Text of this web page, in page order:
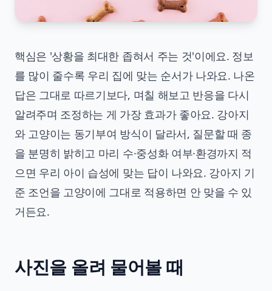
핵심은 '상황을 최대한 좁혀서 주는 것'이에요. 정보
를 많이 줄수록 우리 집에 맞는 순서가 나와요. 나온
답은 그대로 따르기보다, 며칠 해보고 반응을 다시
알려주며 조정하는 게 가장 효과가 좋아요. 강아지
와 고양이는 동기부여 방식이 달라서, 질문할 때 종
을 분명히 밝히고 마리 수·중성화 여부·환경까지 적
으면 우리 아이 습성에 맞는 답이 나와요. 강아지 기
준 조언을 고양이에 그대로 적용하면 안 맞을 수 있
거든요.
사진을 올려 물어볼 때